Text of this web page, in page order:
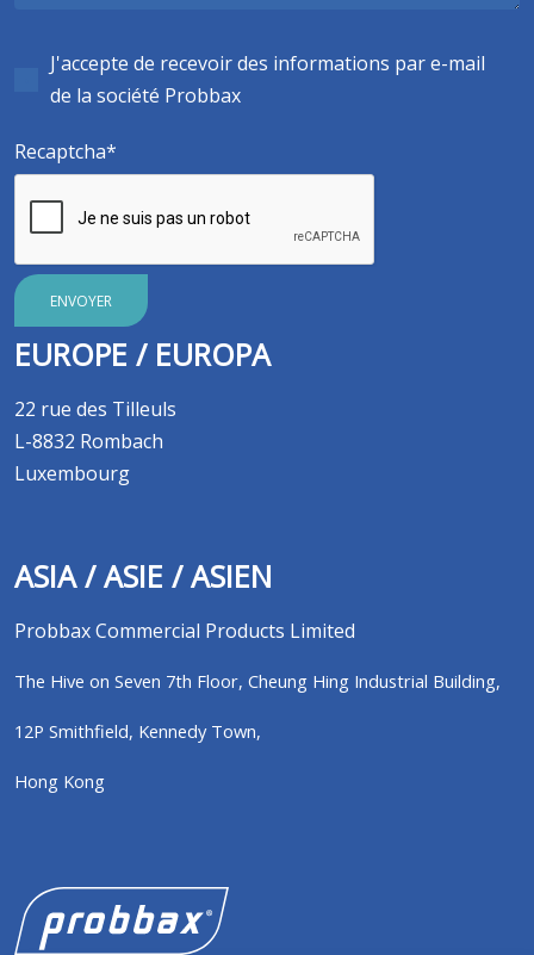
J'accepte de recevoir des informations par e-mail
de la société Probbax
Recaptcha
ENVOYER
EUROPE / EUROPA
22 rue des Tilleuls
L-8832 Rombach
Luxembourg
ASIA / ASIE / ASIEN
Probbax Commercial Products Limited
The Hive on Seven 7th Floor, Cheung Hing Industrial Building,
12P Smithfield, Kennedy Town,
Hong Kong